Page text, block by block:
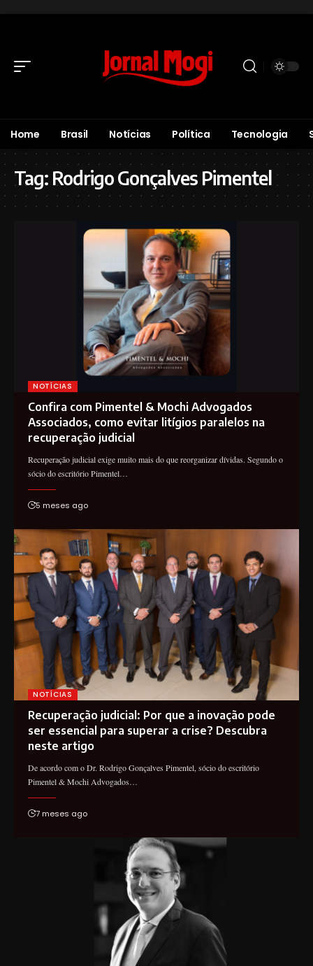
Home Brasil Notícias Política Tecnologia
Tag: Rodrigo Gonçalves Pimentel
NOTÍCIAS
Confira com Pimentel & Mochi Advogados
Associados, como evitar litígios paralelos na
recuperação judicial
Recuperação judicial exige muito mais do que reorganizar dívidas. Segundo o
sócio do escritório Pimentel…
5 meses ago
NOTÍCIAS
Recuperação judicial: Por que a inovação pode
ser essencial para superar a crise? Descubra
neste artigo
De acordo com o Dr. Rodrigo Gonçalves Pimentel, sócio do escritório
Pimentel & Mochi Advogados…
7 meses ago